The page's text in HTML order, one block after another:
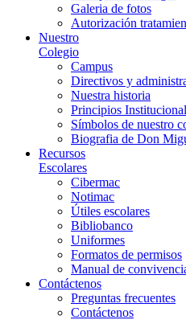
Galeria de fotos
Autorización
Nuestro
Colegio
Campus
Directivos y
Nuestra historia
Principios
Símbolos de nuestro
Biografia de Don
Recursos
Escolares
Cibermac
Notimac
Útiles escolares
Bibliobanco
Uniformes
Formatos de permisos
Manual de
Contáctenos
Preguntas frecuentes
Contáctenos